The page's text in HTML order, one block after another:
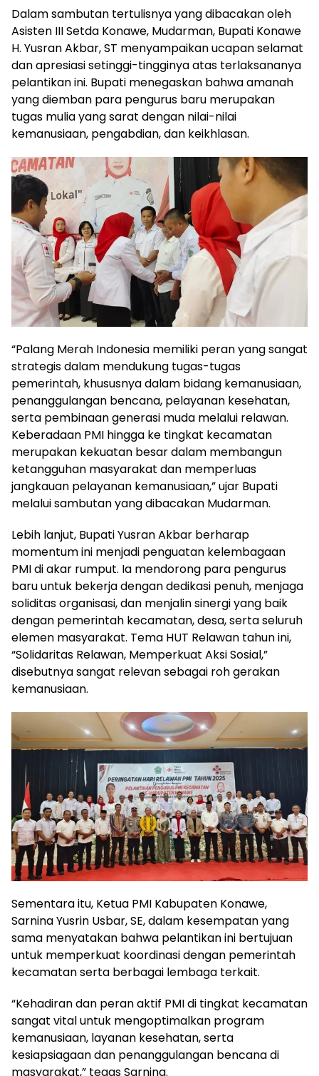
Dalam sambutan tertulisnya yang dibacakan oleh
Asisten III Setda Konawe, Mudarman, Bupati Konawe
H. Yusran Akbar, ST menyampaikan ucapan selamat
dan apresiasi setinggi-tingginya atas terlaksananya
pelantikan ini. Bupati menegaskan bahwa amanah
yang diemban para pengurus baru merupakan
tugas mulia yang sarat dengan nilai-nilai
kemanusiaan, pengabdian, dan keikhlasan.
“Palang Merah Indonesia memiliki peran yang sangat
strategis dalam mendukung tugas-tugas
pemerintah, khususnya dalam bidang kemanusiaan,
penanggulangan bencana, pelayanan kesehatan,
serta pembinaan generasi muda melalui relawan.
Keberadaan PMI hingga ke tingkat kecamatan
merupakan kekuatan besar dalam membangun
ketangguhan masyarakat dan memperluas
jangkauan pelayanan kemanusiaan,” ujar Bupati
melalui sambutan yang dibacakan Mudarman.
Lebih lanjut, Bupati Yusran Akbar berharap
momentum ini menjadi penguatan kelembagaan
PMI di akar rumput. Ia mendorong para pengurus
baru untuk bekerja dengan dedikasi penuh, menjaga
soliditas organisasi, dan menjalin sinergi yang baik
dengan pemerintah kecamatan, desa, serta seluruh
elemen masyarakat. Tema HUT Relawan tahun ini,
“Solidaritas Relawan, Memperkuat Aksi Sosial,”
disebutnya sangat relevan sebagai roh gerakan
kemanusiaan.
Sementara itu, Ketua PMI Kabupaten Konawe,
Sarnina Yusrin Usbar, SE, dalam kesempatan yang
sama menyatakan bahwa pelantikan ini bertujuan
untuk memperkuat koordinasi dengan pemerintah
kecamatan serta berbagai lembaga terkait.
“Kehadiran dan peran aktif PMI di tingkat kecamatan
sangat vital untuk mengoptimalkan program
kemanusiaan, layanan kesehatan, serta
kesiapsiagaan dan penanggulangan bencana di
masyarakat,” tegas Sarnina.